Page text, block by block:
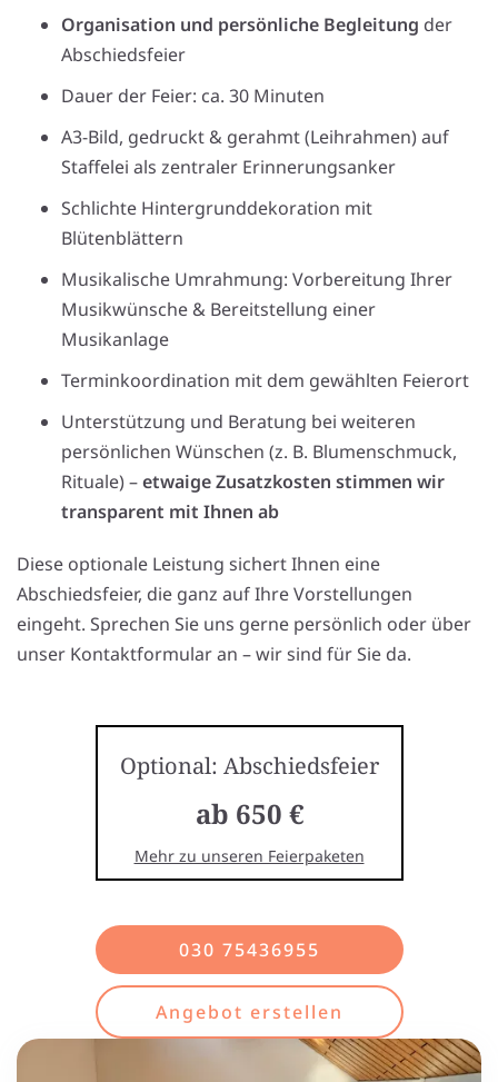
Organisation und persönliche Begleitung der
Abschiedsfeier
Dauer der Feier: ca. 30 Minuten
A3-Bild, gedruckt & gerahmt (Leihrahmen) auf
Staffelei als zentraler Erinnerungsanker
Schlichte Hintergrunddekoration mit
Blütenblättern
Musikalische Umrahmung: Vorbereitung Ihrer
Musikwünsche & Bereitstellung einer
Musikanlage
Terminkoordination mit dem gewählten Feierort
Unterstützung und Beratung bei weiteren
persönlichen Wünschen (z. B. Blumenschmuck,
Rituale) –etwaige Zusatzkosten stimmen wir
transparent mit Ihnen ab
Diese optionale Leistung sichert Ihnen eine
Abschiedsfeier, die ganz auf Ihre Vorstellungen
eingeht. Sprechen Sie uns gerne persönlich oder über
unser Kontaktformular an – wir sind für Sie da.
Optional: Abschiedsfeier
ab 650 €
Mehr zu unseren Feierpaketen
030 75436955
Angebot erstellen